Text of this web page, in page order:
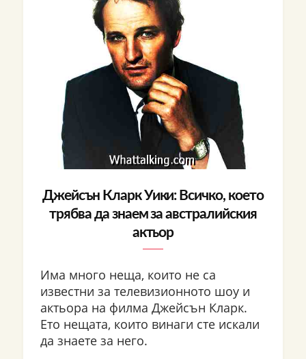
Джейсън Кларк Уики: Всичко, което
трябва да знаем за австралийския
актьор
Има много неща, които не са
известни за телевизионното шоу и
актьора на филма Джейсън Кларк.
Ето нещата, които винаги сте искали
да знаете за него.